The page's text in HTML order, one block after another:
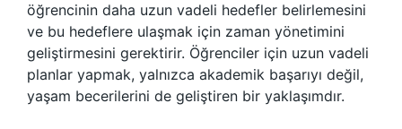
öğrencinin daha uzun vadeli hedefler belirlemesini
ve bu hedeflere ulaşmak için zaman yönetimini
geliştirmesini gerektirir. Öğrenciler için uzun vadeli
planlar yapmak, yalnızca akademik başarıyı değil,
yaşam becerilerini de geliştiren bir yaklaşımdır.